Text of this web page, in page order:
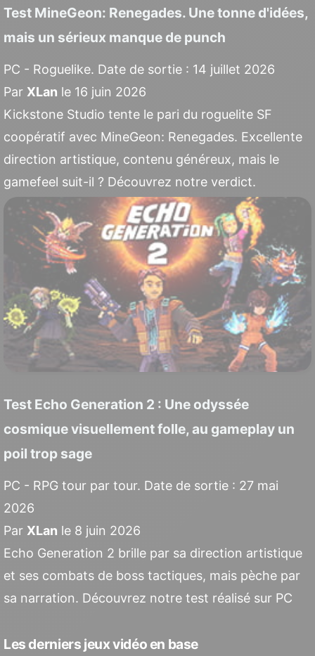
Test MineGeon: Renegades. Une tonne d'idées,
mais un sérieux manque de punch
PC - Roguelike. Date de sortie : 14 juillet 2026
Par XLan le 16 juin 2026
Kickstone Studio tente le pari du roguelite SF
coopératif avec MineGeon: Renegades. Excellente
direction artistique, contenu généreux, mais le
gamefeel suit-il ? Découvrez notre verdict.
Test Echo Generation 2 : Une odyssée
cosmique visuellement folle, au gameplay un
poil trop sage
PC - RPG tour par tour. Date de sortie : 27 mai
2026
Par XLan le 8 juin 2026
Echo Generation 2 brille par sa direction artistique
et ses combats de boss tactiques, mais pèche par
sa narration. Découvrez notre test réalisé sur PC
Les derniers jeux vidéo en base